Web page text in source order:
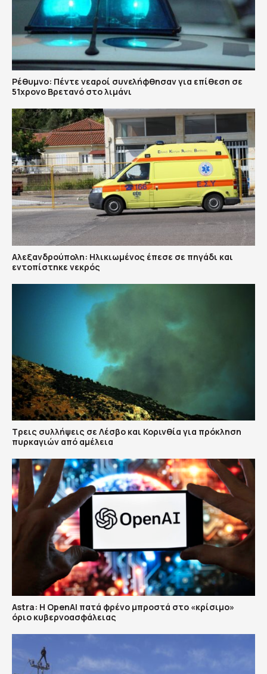
Ρέθυμνο: Πέντε νεαροί συνελήφθησαν για επίθεση σε
51χρονο Βρετανό στο λιμάνι
Αλεξανδρούπολη: Ηλικιωμένος έπεσε σε πηγάδι και
εντοπίστηκε νεκρός
Τρεις συλλήψεις σε Λέσβο και Κορινθία για πρόκληση
πυρκαγιών από αμέλεια
Astra: Η OpenAI πατά φρένο μπροστά στο «κρίσιμο»
όριο κυβερνοασφάλειας